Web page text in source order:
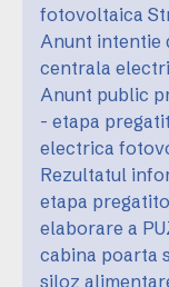
fotovoltaica
Anunt intentie
centrala
Anunt public
- etapa
electrica
Rezultatul
etapa
elaborare a
cabina poarta
siloz